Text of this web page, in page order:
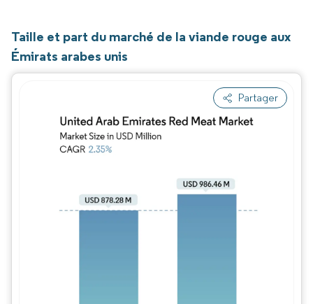
Taille et part du marché de la viande rouge aux
Émirats arabes unis
Partager